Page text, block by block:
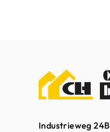
Industrieweg 24B